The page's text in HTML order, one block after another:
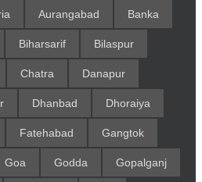
Aurangabad Banka
Biharsarif Bilaspur
Chatra Danapur
Dhanbad Dhoraiya
Fatehabad Gangtok
Goa Godda Gopalganj